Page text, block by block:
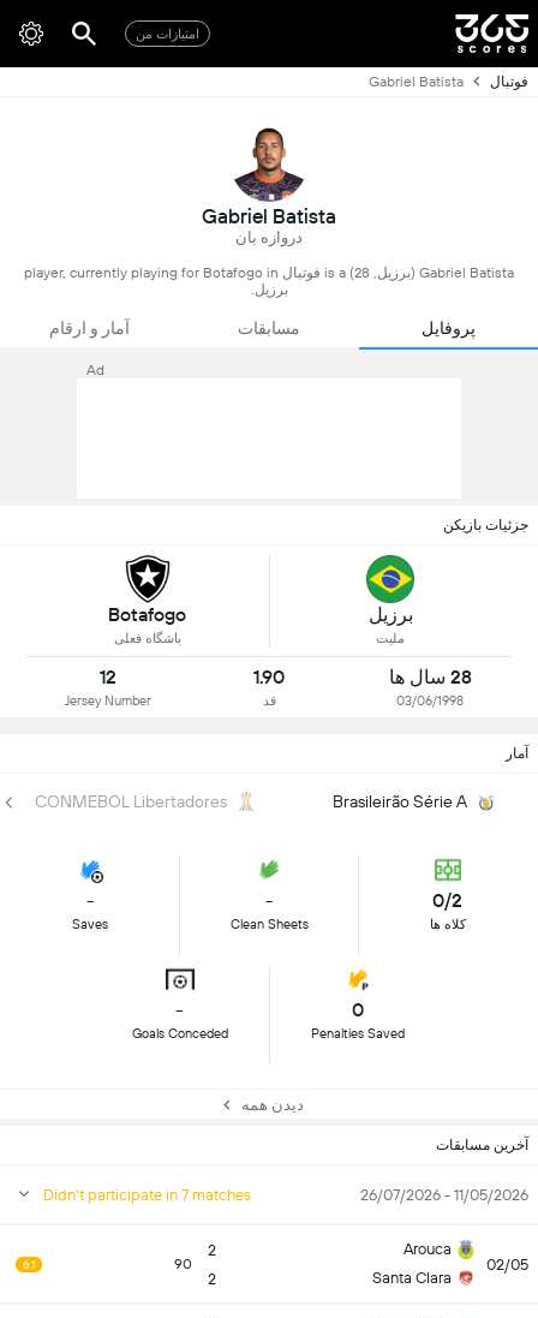
امتیازات من
فوتبال Gabriel Batista
Gabriel Batista
دروازه بان
Gabriel Batista (برزیل, 28) is a فوتبال player, currently playing for Botafogo in
برزیل.
پروفایل مسابقات آمار و ارقام
Ad
جزئیات بازیکن
برزیل
ملیت
Botafogo
باشگاه فعلی
28 سال ها
03/06/1998
1.90
قد
12
Jersey Number
آمار
Brasileirão Série A
CONMEBOL Libertadores
0/2
کلاه ها
-
Clean Sheets
-
Saves
0
Penalties Saved
-
Goals Conceded
دیدن همه
آخرین مسابقات
11/05/2026 - 26/07/2026
Didn't participate in 7 matches
02/05
Arouca
Santa Clara
2
2
90
6.1